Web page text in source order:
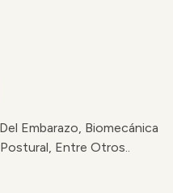
Embarazo, Biomecánica
Entre Otros..